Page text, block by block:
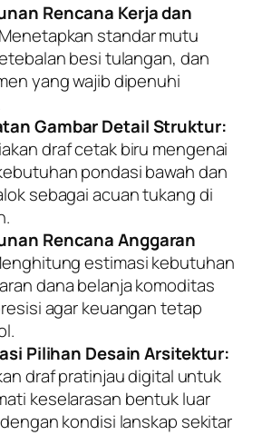
Rencana Kerja dan
Menetapkan standar mutu
besi tulangan, dan
yang wajib dipenuhi
Gambar Detail Struktur:
draf cetak biru mengenai
pondasi bawah dan
sebagai acuan tukang di
Rencana Anggaran
estimasi kebutuhan
dana belanja komoditas
agar keuangan tetap
Pilihan Desain Arsitektur:
draf pratinjau digital untuk
keselarasan bentuk luar
kondisi lanskap sekitar